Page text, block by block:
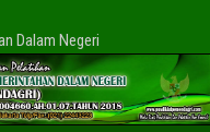
Dalam Negeri